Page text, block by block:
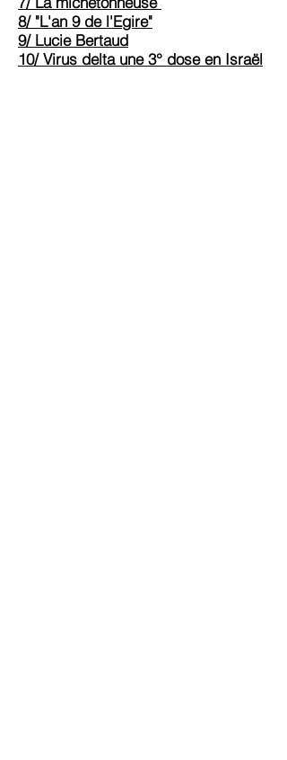
8/ "L'an 9 de l'Egire"
9/ Lucie Bertaud
10/ Virus delta une 3° dose en Israël